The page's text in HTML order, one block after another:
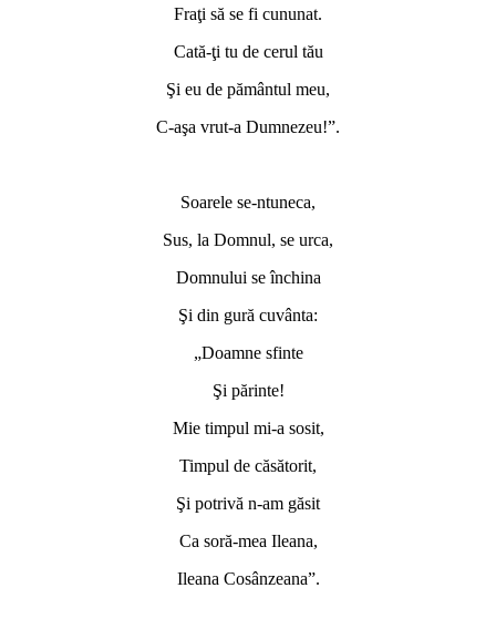
Fraţi să se fi cununat.
Cată-ţi tu de cerul tău
Şi eu de pământul meu,
C-aşa vrut-a Dumnezeu!”.
Soarele se-ntuneca,
Sus, la Domnul, se urca,
Domnului se închina
Şi din gură cuvânta:
„Doamne sfinte
Şi părinte!
Mie timpul mi-a sosit,
Timpul de căsătorit,
Şi potrivă n-am găsit
Ca soră-mea Ileana,
Ileana Cosânzeana”.